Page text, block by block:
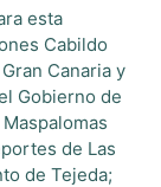
esta
Cabildo
Canaria y
Gobierno de
de Las
de Tejeda;